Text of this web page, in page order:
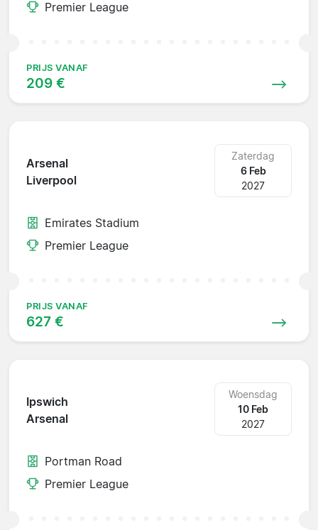
Premier League
PRIJS VANAF
209 €
Arsenal
Liverpool
Zaterdag
6 Feb
2027
Emirates Stadium
Premier League
PRIJS VANAF
627 €
Ipswich
Arsenal
Woensdag
10 Feb
2027
Portman Road
Premier League